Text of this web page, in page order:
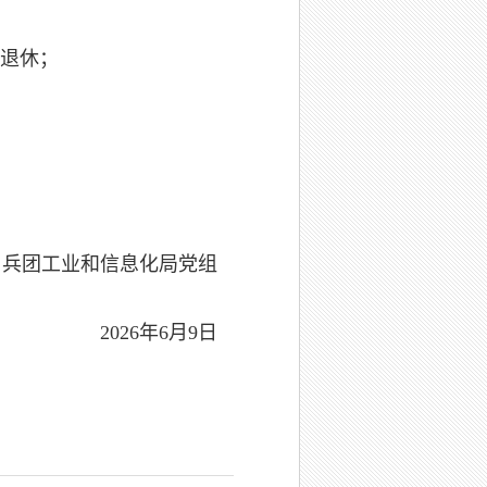
休；
信息化局党组
年6月9日